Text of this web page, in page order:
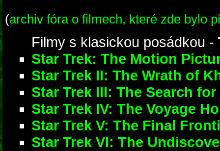
(archiv fóra o filmech, které zde bylo
Filmy s klasickou posádkou -
Star Trek: The Motion
Star Trek II: The Wrath of
Star Trek III: The Search
Star Trek IV: The Voyage
Star Trek V: The Final
Star Trek VI: The